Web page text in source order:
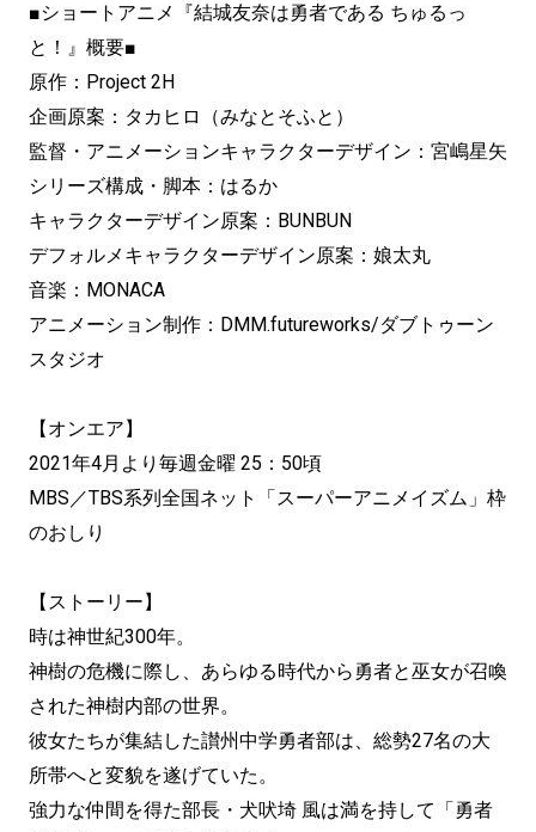
■ショートアニメ『結城友奈は勇者である ちゅるっ
と！』概要■
原作：Project 2H
企画原案：タカヒロ（みなとそふと）
監督・アニメーションキャラクターデザイン：宮嶋星矢
シリーズ構成・脚本：はるか
キャラクターデザイン原案：BUNBUN
デフォルメキャラクターデザイン原案：娘太丸
音楽：MONACA
アニメーション制作：DMM.futureworks/ダブトゥーン
スタジオ
【オンエア】
2021年4月より毎週金曜 25：50頃
MBS／TBS系列全国ネット「スーパーアニメイズム」枠
のおしり
【ストーリー】
時は神世紀300年。
神樹の危機に際し、あらゆる時代から勇者と巫女が召喚
された神樹内部の世界。
彼女たちが集結した讃州中学勇者部は、総勢27名の大
所帯へと変貌を遂げていた。
強力な仲間を得た部長・犬吠埼 風は満を持して「勇者